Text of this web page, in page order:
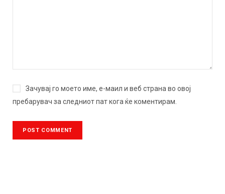
Зачувај го моето име, е-маил и веб страна во овој
пребарувач за следниот пат кога ќе коментирам.